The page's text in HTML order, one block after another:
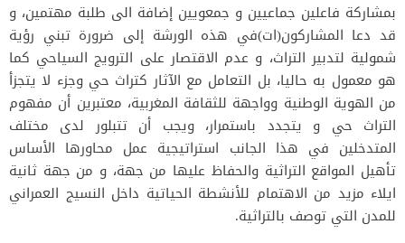
بمشاركة فاعلين جماعيين و جمعويين إضافة الى طلبة مهتمين، و
قد دعا المشاركون(ات)في هذه الورشة إلى ضرورة تبني رؤية
شمولية لتدبير التراث، و عدم الاقتصار على الترويج السياحي كما
هو معمول به حاليا، بل التعامل مع الآثار كتراث حي وجزء لا يتجزأ
من الهوية الوطنية وواجهة للثقافة المغربية، معتبرين أن مفهوم
التراث حي و يتجدد باستمرار، ويجب أن تتبلور لدى مختلف
المتدخلين في هذا الجانب استراتيجية عمل محاورها الأساس
تأهيل المواقع التراثية والحفاظ عليها من جهة، و من جهة ثانية
ايلاء مزيد من الاهتمام للأنشطة الحياتية داخل النسيج العمراني
للمدن التي توصف بالتراثية.